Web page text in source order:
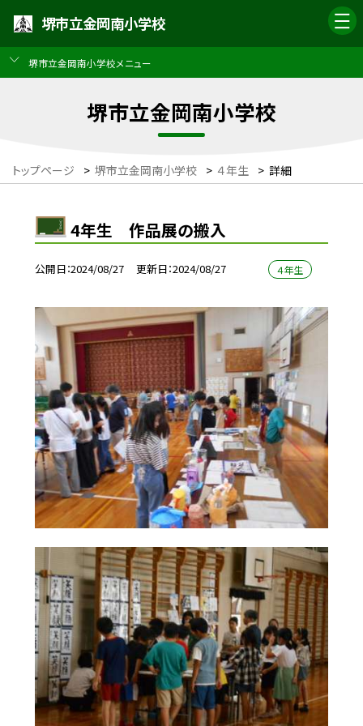
堺市立金岡南小学校
堺市立金岡南小学校メニュー
堺市立金岡南小学校
トップページ > 堺市立金岡南小学校 > ４年生 > 詳細
4年生 作品展の搬入
公開日 2024/08/27 更新日 2024/08/27 ４年生